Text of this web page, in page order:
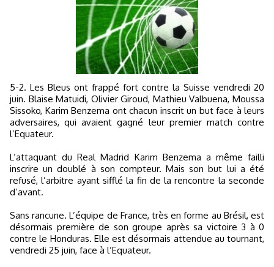
5-2. Les Bleus ont frappé fort contre la Suisse vendredi 20
juin. Blaise Matuidi, Olivier Giroud, Mathieu Valbuena, Moussa
Sissoko, Karim Benzema ont chacun inscrit un but face à leurs
adversaires, qui avaient gagné leur premier match contre
l’Equateur.
L’attaquant du Real Madrid Karim Benzema a même failli
inscrire un doublé à son compteur. Mais son but lui a été
refusé, l’arbitre ayant sifflé la fin de la rencontre la seconde
d’avant.
Sans rancune. L’équipe de France, très en forme au Brésil, est
désormais première de son groupe après sa victoire 3 à 0
contre le Honduras. Elle est désormais attendue au tournant,
vendredi 25 juin, face à l’Equateur.